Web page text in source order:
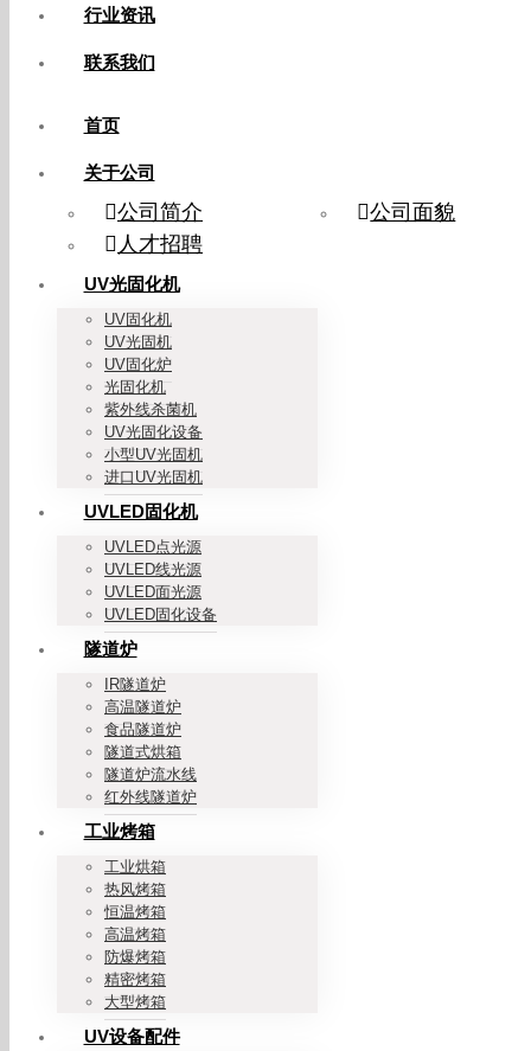
行业资讯
联系我们
首页
关于公司
公司简介
公司面貌
人才招聘
UV光固化机
UV固化机
UV光固机
UV固化炉
光固化机
紫外线杀菌机
UV光固化设备
小型UV光固机
进口UV光固机
UVLED固化机
UVLED点光源
UVLED线光源
UVLED面光源
UVLED固化设备
隧道炉
IR隧道炉
高温隧道炉
食品隧道炉
隧道式烘箱
隧道炉流水线
红外线隧道炉
工业烤箱
工业烘箱
热风烤箱
恒温烤箱
高温烤箱
防爆烤箱
精密烤箱
大型烤箱
UV设备配件